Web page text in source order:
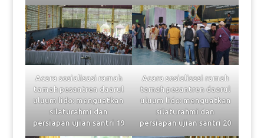
Acara sosialisasi ramah
tamah pesantren daarul
uluum lido: menguatkan
silaturahmi dan
persiapan ujian santri 19
Acara sosialisasi ramah
tamah pesantren daarul
uluum lido: menguatkan
silaturahmi dan
persiapan ujian santri 20